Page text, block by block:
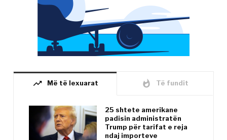
trending_up Më të lexuarat whatshot Të fundit
25 shtete amerikane
padisin administratën
Trump për tarifat e reja
ndaj importeve